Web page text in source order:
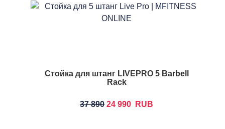
Стойка для штанг LIVEPRO 5 Barbell
Rack
37 890 24 990 RUB